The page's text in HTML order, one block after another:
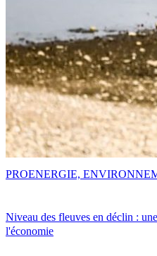
Niveau des fleuves en déclin :
l'économie
PROENERGIE,